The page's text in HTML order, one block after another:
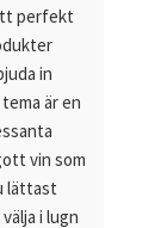
perfekt
in
är en
vin som
lättast
i lugn